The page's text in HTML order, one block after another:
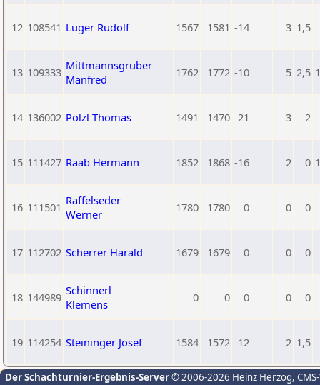
12 108541 Luger Rudolf 1567 1581 -14 3 1,5
13 109333 Mittmannsgruber
Manfred
1762 1772 -10 5 2,5
14 136002 Pölzl Thomas 1491 1470 21 3 2
15 111427 Raab Hermann 1852 1868 -16 2 0
16 111501 Raffelseder
Werner
1780 1780 0 0 0
17 112702 Scherrer Harald 1679 1679 0 0 0
18 144989 Schinnerl
Klemens
0 0 0 0 0
19 114254 Steininger Josef 1584 1572 12 2 1,5
Der Schachturnier-Ergebnis-Server© 2006-2026 Heinz Herzog,